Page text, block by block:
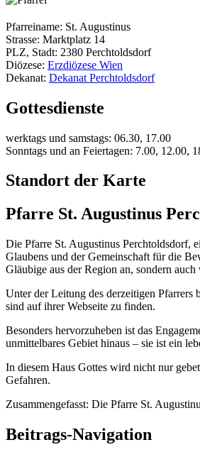
Pfarreiname: St. Augustinus
Strasse: Marktplatz 14
PLZ, Stadt: 2380 Perchtoldsdorf
Diözese: Erzdiözese Wien
Dekanat: Dekanat Perchtoldsdorf
Gottesdienste
werktags und samstags: 06.30, 17.00
Sonntags und an Feiertagen: 7.00, 12.00,
Standort der Karte
Pfarre St. Augustinus
Die Pfarre St. Augustinus Perchtoldsdorf,
Glaubens und der Gemeinschaft für die
Gläubige aus der Region an, sondern auch
Unter der Leitung des derzeitigen Pfarrers
sind auf ihrer Webseite zu finden.
Besonders hervorzuheben ist das
unmittelbares Gebiet hinaus – sie ist ein
In diesem Haus Gottes wird nicht nur
Gefahren.
Zusammengefasst: Die Pfarre St.
Beitrags-Navigation